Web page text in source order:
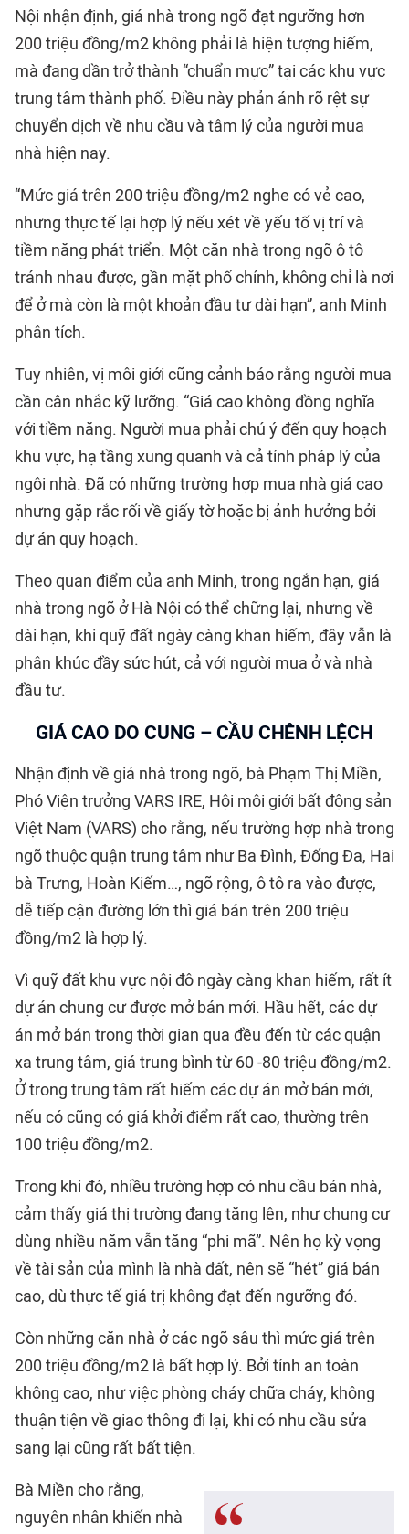
Nội nhận định, giá nhà trong ngõ đạt ngưỡng hơn
200 triệu đồng/m2 không phải là hiện tượng hiếm,
mà đang dần trở thành “chuẩn mực” tại các khu vực
trung tâm thành phố. Điều này phản ánh rõ rệt sự
chuyển dịch về nhu cầu và tâm lý của người mua
nhà hiện nay.
“Mức giá trên 200 triệu đồng/m2 nghe có vẻ cao,
nhưng thực tế lại hợp lý nếu xét về yếu tố vị trí và
tiềm năng phát triển. Một căn nhà trong ngõ ô tô
tránh nhau được, gần mặt phố chính, không chỉ là nơi
để ở mà còn là một khoản đầu tư dài hạn”, anh Minh
phân tích.
Tuy nhiên, vị môi giới cũng cảnh báo rằng người mua
cần cân nhắc kỹ lưỡng. “Giá cao không đồng nghĩa
với tiềm năng. Người mua phải chú ý đến quy hoạch
khu vực, hạ tầng xung quanh và cả tính pháp lý của
ngôi nhà. Đã có những trường hợp mua nhà giá cao
nhưng gặp rắc rối về giấy tờ hoặc bị ảnh hưởng bởi
dự án quy hoạch.
Theo quan điểm của anh Minh, trong ngắn hạn, giá
nhà trong ngõ ở Hà Nội có thể chững lại, nhưng về
dài hạn, khi quỹ đất ngày càng khan hiếm, đây vẫn là
phân khúc đầy sức hút, cả với người mua ở và nhà
đầu tư.
GIÁ CAO DO CUNG – CẦU CHÊNH LỆCH
Nhận định về giá nhà trong ngõ, bà Phạm Thị Miền,
Phó Viện trưởng VARS IRE, Hội môi giới bất động sản
Việt Nam (VARS) cho rằng, nếu trường hợp nhà trong
ngõ thuộc quận trung tâm như Ba Đình, Đống Đa, Hai
bà Trưng, Hoàn Kiếm…, ngõ rộng, ô tô ra vào được,
dễ tiếp cận đường lớn thì giá bán trên 200 triệu
đồng/m2 là hợp lý.
Vì quỹ đất khu vực nội đô ngày càng khan hiếm, rất ít
dự án chung cư được mở bán mới. Hầu hết, các dự
án mở bán trong thời gian qua đều đến từ các quận
xa trung tâm, giá trung bình từ 60 -80 triệu đồng/m2.
Ở trong trung tâm rất hiếm các dự án mở bán mới,
nếu có cũng có giá khởi điểm rất cao, thường trên
100 triệu đồng/m2.
Trong khi đó, nhiều trường hợp có nhu cầu bán nhà,
cảm thấy giá thị trường đang tăng lên, như chung cư
dùng nhiều năm vẫn tăng “phi mã”. Nên họ kỳ vọng
về tài sản của mình là nhà đất, nên sẽ “hét” giá bán
cao, dù thực tế giá trị không đạt đến ngưỡng đó.
Còn những căn nhà ở các ngõ sâu thì mức giá trên
200 triệu đồng/m2 là bất hợp lý. Bởi tính an toàn
không cao, như việc phòng cháy chữa cháy, không
thuận tiện về giao thông đi lại, khi có nhu cầu sửa
sang lại cũng rất bất tiện.
Bà Miền cho rằng,
nguyên nhân khiến nhà